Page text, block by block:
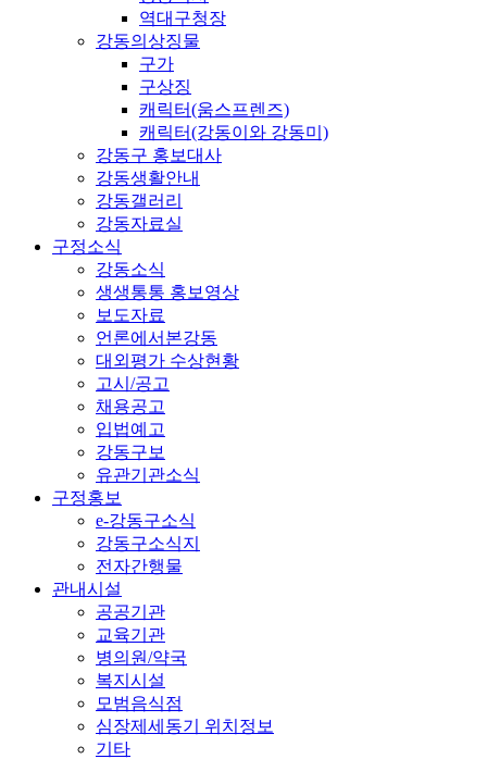
역대구청장
강동의상징물
구가
구상징
캐릭터(움스프렌즈)
캐릭터(강동이와 강동미)
강동구 홍보대사
강동생활안내
강동갤러리
강동자료실
구정소식
강동소식
생생통통 홍보영상
보도자료
언론에서본강동
대외평가 수상현황
고시/공고
채용공고
입법예고
강동구보
유관기관소식
구정홍보
e-강동구소식
강동구소식지
전자간행물
관내시설
공공기관
교육기관
병의원/약국
복지시설
모범음식점
심장제세동기 위치정보
기타